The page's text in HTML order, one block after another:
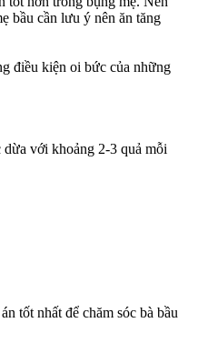
bầu cần lưu ý nên ăn tăng
điều kiện oi bức của những
với khoảng 2-3 quả mỗi
tốt nhất để chăm sóc bà bầu